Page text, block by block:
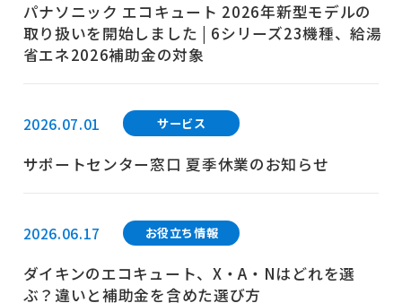
パナソニック エコキュート 2026年新型モデルの
取り扱いを開始しました | 6シリーズ23機種、給湯
省エネ2026補助金の対象
2026.07.01 サービス
サポートセンター窓口 夏季休業のお知らせ
2026.06.17 お役立ち情報
ダイキンのエコキュート、X・A・Nはどれを選
ぶ？違いと補助金を含めた選び方